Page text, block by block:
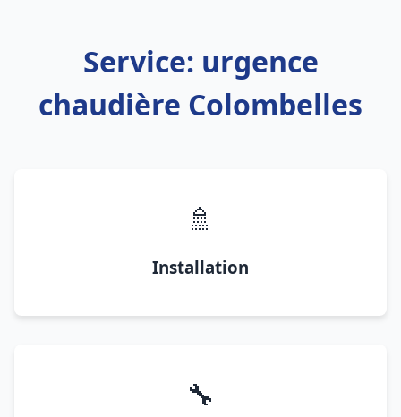
Service: urgence
chaudière Colombelles
🚿
Installation
🔧